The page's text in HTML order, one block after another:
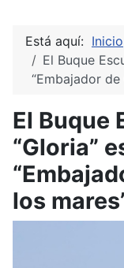
Está aquí: Inicio
El Buque
“Embajador
El Buque
“Gloria”
los